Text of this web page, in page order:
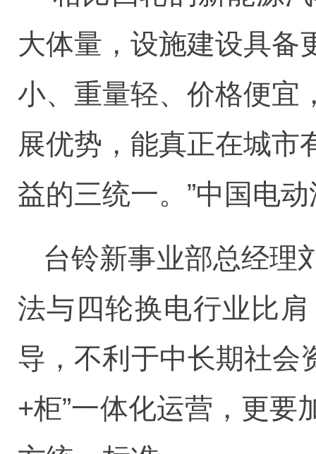
大体量，设施建设具备
小、重量轻、价格便宜
展优势，能真正在城市
益的三统一。”中国电
台铃新事业部总经理
法与四轮换电行业比
导，不利于中长期社会
+柜”一体化运营，更要